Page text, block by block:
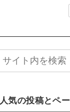
人気の投稿とペ